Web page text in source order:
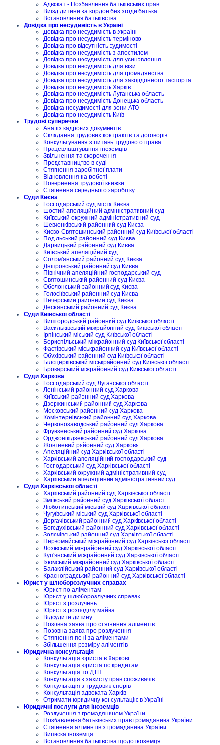
Адвокат - Позбавлення батьківських прав
Виїзд дитини за кордон без згоди батька
Встановлення батьківства
Довідка про несудимість в Україні
Довідка про несудимість в Україні
Довідка про несудимість терміново
Довідка про відсутність судимості
Довідка про несудимість з апостилем
Довідка про несудимість для усиновлення
Довідка про несудимість для візи
Довідка про несудимість для громадянства
Довідка про несудимість для закордонного паспорта
Довідка про несудимість Харків
Довідка про несудимість Луганська область
Довідка про несудимість Донецька область
Довідка несудимості для зони АТО
Довідка про несудимість Київ
Трудові суперечки
Аналіз кадрових документів
Складання трудових контрактів та договорів
Консультування з питань трудового права
Працевлаштування іноземців
Звільнення та скорочення
Представництво в суді
Стягнення заробітної плати
Відновлення на роботі
Повернення трудової книжки
Стягнення середнього заробітку
Суди Києва
Господарський суд міста Києва
Шостий апеляційний адміністративний суд
Київський окружний адміністративний суд
Шевченківський районний суд Києва
Києво-Святошинський районний суд Київської області
Подільський районний суд Києва
Дарницький районний суд Києва
Київський апеляційний суд
Солом'янський районний суд Києва
Дніпровський районний суд Києва
Північний апеляційний господарський суд
Святошинський районний суд Києва
Оболонський районний суд Києва
Голосіївський районний суд Києва
Печерський районний суд Києва
Деснянський районний суд Києва
Суди Київської області
Вишгородський районний суд Київської області
Васильківський міжрайонний суд Київської області
Ірпінський міський суд Київської області
Бориспільський міжрайонний суд Київської області
Фастівський міськрайонний суд Київської області
Обухівський районний суд Київської області
Білоцерківський міськрайонний суд Київської області
Броварський міжрайонний суд Київської області
Суди Харкова
Господарський суд Луганської області
Ленінський районний суд Харкова
Київський районний суд Харкова
Дзержинський районний суд Харкова
Московський районний суд Харкова
Комінтернівський районний суд Харкова
Червонозаводський районний суд Харкова
Фрунзенський районний суд Харкова
Орджонікідзевський районний суд Харкова
Жовтневий районний суд Харкова
Апеляційний суд Харківської області
Харківський апеляційний господарський суд
Господарський суд Харківської області
Харківський окружний адміністративний суд
Харківський апеляційний адміністративний суд
Суди Харківської області
Харківський районний суд Харківської області
Зміївський районний суд Харківської області
Люботинський міський суд Харківської області
Чугуївський міський суд Харківської області
Дергачівський районний суд Харківської області
Богодухівський районний суд Харківської області
Золочівський районний суд Харківської області
Первомайський міжрайонний суд Харківської області
Лозівський міжрайонний суд Харківської області
Куп'янський міжрайонний суд Харківської області
Ізюмський міжрайонний суд Харківської області
Балаклійський районний суд Харківської області
Красноградський районний суд Харківської області
Юрист у шлюборозлучних справах
Юрист по аліментам
Юрист у шлюборозлучних справах
Юрист з розлучень
Юрист з розподілу майна
Відсудити дитину
Позовна заява про стягнення аліментів
Позовна заява про розлучення
Стягнення пені за аліментами
Збільшення розміру аліментів
Юридична консультація
Консультація юриста в Харкові
Консультація юриста по кредитам
Консультація по ДТП
Консультація з захисту прав споживачів
Консультація з трудових спорів
Консультація адвоката Харків
Отримати юридичну консультацію в Україні
Юридичні послуги для іноземців
Розлучення з громадянином України
Позбавлення батьківських прав громадянина України
Стягнення аліментів з громадянина України
Виписка іноземця
Встановлення батьківства щодо іноземця